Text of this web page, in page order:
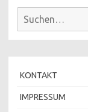
Suchen
KONTAKT
IMPRESSUM